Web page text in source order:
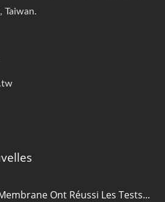
Taiwan.
Ont Réussi Les Tests...